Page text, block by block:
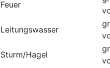
Feuer
Leitungswasser
Sturm/Hagel